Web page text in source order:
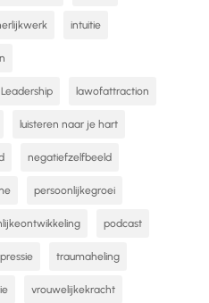
intuitie
lawofattraction
luisteren naar je hart
negatiefzelfbeeld
persoonlijkegroei
podcast
traumaheling
vrouwelijkekracht